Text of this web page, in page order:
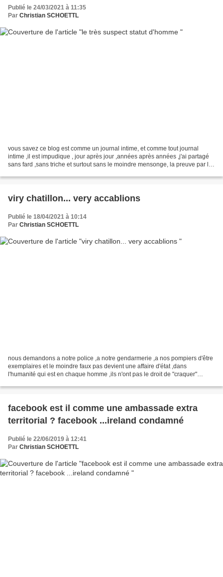
Publié le 24/03/2021 à 11:35
Par Christian SCHOETTL
vous savez ce blog est comme un journal intime, et comme tout journal
intime ,il est impudique , jour après jour ,années après années ,j'ai partagé
sans fard ,sans triche et surtout sans le moindre mensonge, la preuve par l'
viry chatillon... very accablions
Publié le 18/04/2021 à 10:14
Par Christian SCHOETTL
nous demandons a notre police ,a notre gendarmerie ,a nos pompiers d'être
exemplaires et le moindre faux pas devient une affaire d'état ,dans
l'humanité qui est en chaque homme ,ils n'ont pas le droit de "craquer"
facebook est il comme une ambassade extra
territorial ? facebook ...ireland condamné
Publié le 22/06/2019 à 12:41
Par Christian SCHOETTL